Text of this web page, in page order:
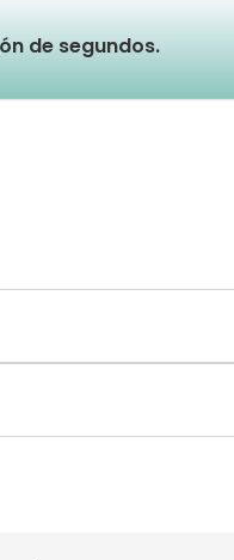
de segundos.